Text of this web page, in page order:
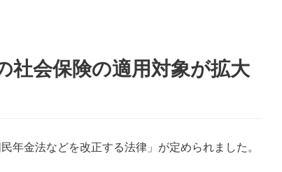
社会保険の適用対象が拡大
年金法などを改正する法律」が定められました。